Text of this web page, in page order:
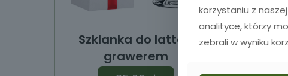
Szklanka do latte z
grawerem
korzystaniu z
analityce, którzy
zebrali w wyniku